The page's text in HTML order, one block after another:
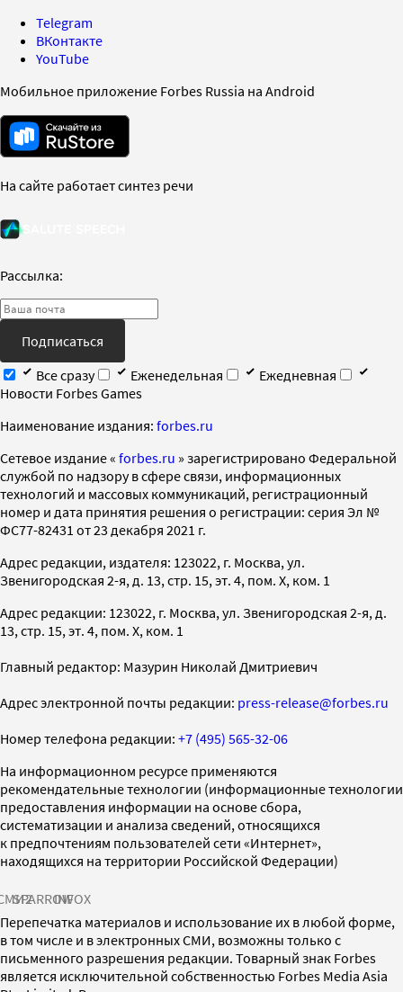
Telegram
ВКонтакте
YouTube
Мобильное приложение Forbes Russia на Android
На сайте работает синтез речи
Рассылка:
Подписаться
Все сразу
Еженедельная
Ежедневная
Новости Forbes Games
Наименование издания: forbes.ru
Cетевое издание « forbes.ru » зарегистрировано Федеральной
службой по надзору в сфере связи, информационных
технологий и массовых коммуникаций, регистрационный
номер и дата принятия решения о регистрации: серия Эл №
ФС77-82431 от 23 декабря 2021 г.
Адрес редакции, издателя: 123022, г. Москва, ул.
Звенигородская 2-я, д. 13, стр. 15, эт. 4, пом. X, ком. 1
Адрес редакции: 123022, г. Москва, ул. Звенигородская 2-я, д.
13, стр. 15, эт. 4, пом. X, ком. 1
Главный редактор: Мазурин Николай Дмитриевич
Адрес электронной почты редакции: press-release@forbes.ru
Номер телефона редакции: +7 (495) 565-32-06
На информационном ресурсе применяются
рекомендательные технологии (информационные технологии
предоставления информации на основе сбора,
систематизации и анализа сведений, относящихся
к предпочтениям пользователей сети «Интернет»,
находящихся на территории Российской Федерации)
SPARROWINFOX
Перепечатка материалов и использование их в любой форме,
в том числе и в электронных СМИ, возможны только с
письменного разрешения редакции. Товарный знак Forbes
является исключительной собственностью Forbes Media Asia